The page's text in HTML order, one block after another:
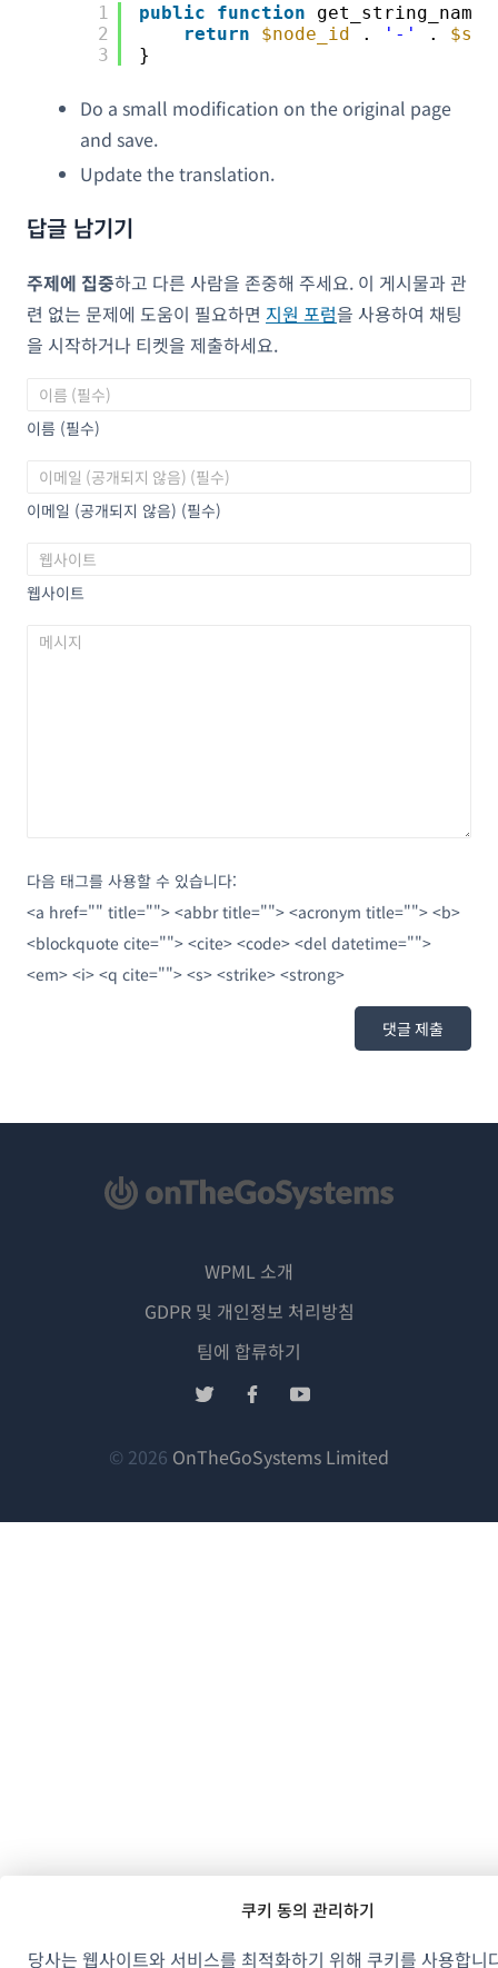
쿠키 동의 관리하기
당사는 웹사이트와 서비스를 최적화하기 위해 쿠키를 사용합니
1
2
3
public function
return
$node_id . '-' .
}
Do a small modification on the original page
and save.
Update the translation.
답글 남기기
주제에 집중하고 다른 사람을 존중해 주세요. 이 게시물과 관
련 없는 문제에 도움이 필요하면 지원 포럼을 사용하여 채팅
을 시작하거나 티켓을 제출하세요.
이름 (필수)
이메일 (공개되지 않음) (필수)
웹사이트
다음 태그를 사용할 수 있습니다:
<a href="" title=""> <abbr title=""> <acronym title=""> <b>
<blockquote cite=""> <cite> <code> <del datetime="">
<em> <i> <q cite=""> <s> <strike> <strong>
© 2026 OnTheGoSystems Limited
에
WPML 소개
GDPR 및 개인정보 처리방침
팀에 합류하기
창
(새
에
에
(새
에